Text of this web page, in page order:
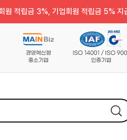
원 적립금 3%, 기업회원 적립금 5% 지